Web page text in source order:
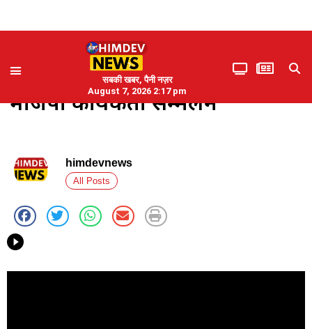
सबकी खबर, पैनी नज़र
August 7, 2026 2:17 pm
भाजपा कार्यकर्ता सम्मेलन
himdevnews
All Posts